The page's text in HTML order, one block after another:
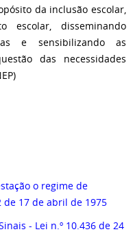
da inclusão escolar,
escolar, disseminando
e sensibilizando as
das necessidades
o regime de
de 17 de abril de 1975
- Lei n.º 10.436 de 24